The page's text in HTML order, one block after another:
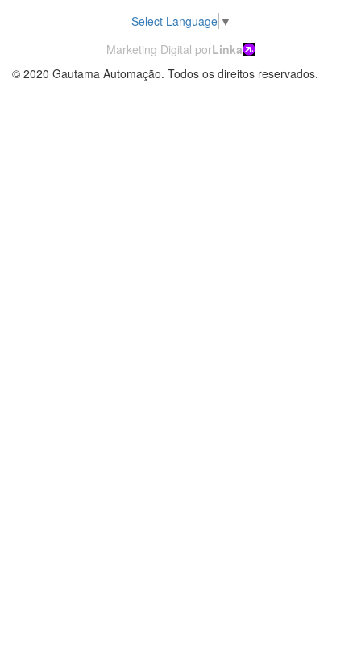
Select Language ▼
Marketing Digital porLinka
© 2020 Gautama Automação. Todos os direitos reservados.